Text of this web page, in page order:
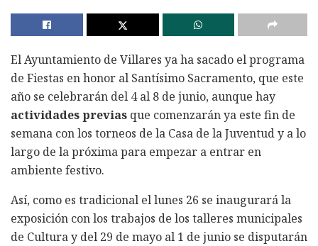
El Ayuntamiento de Villares ya ha sacado el programa
de Fiestas en honor al Santísimo Sacramento, que este
año se celebrarán del 4 al 8 de junio, aunque hay
actividades previas que comenzarán ya este fin de
semana con los torneos de la Casa de la Juventud y a lo
largo de la próxima para empezar a entrar en
ambiente festivo.
Así, como es tradicional el lunes 26 se inaugurará la
exposición con los trabajos de los talleres municipales
de Cultura y del 29 de mayo al 1 de junio se disputarán